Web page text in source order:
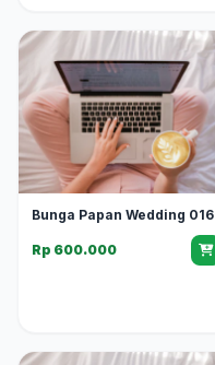
Bunga Papan Wedding 016
Rp 600.000